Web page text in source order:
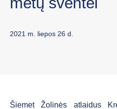
2021 m. liepos 26 d.
Šiemet Žolinės atlaidus